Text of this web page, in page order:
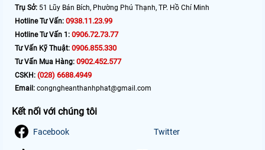
Trụ Sở: 51 Lũy Bán Bích, Phường Phú Thạnh, TP. Hồ Chí Minh
Hotline Tư Vấn: 0938.11.23.99
Hotline Tư Vấn 1: 0906.72.73.77
Tư Vấn Kỹ Thuật: 0906.855.330
Tư Vấn Mua Hàng: 0902.452.577
CSKH: (028) 6688.4949
Email: congngheanthanhphat@gmail.com
Kết nối với chúng tôi
Facebook Twitter